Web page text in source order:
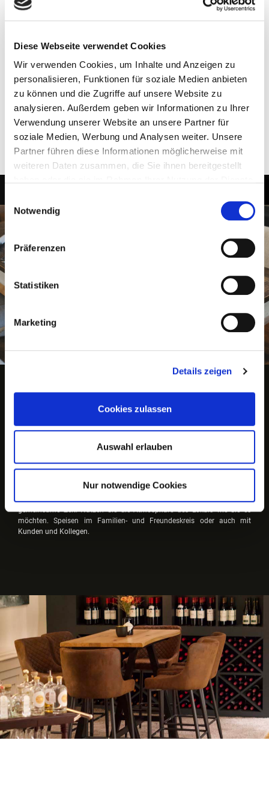
Diese Webseite verwendet Cookies
Wir verwenden Cookies, um Inhalte und Anzeigen zu
personalisieren, Funktionen für soziale Medien anbieten
zu können und die Zugriffe auf unsere Website zu
analysieren. Außerdem geben wir Informationen zu Ihrer
Verwendung unserer Website an unsere Partner für
soziale Medien, Werbung und Analysen weiter. Unsere
Partner führen diese Informationen möglicherweise mit
weiteren Daten zusammen, die Sie ihnen bereitgestellt
Notwendig
Präferenzen
Statistiken
Marketing
Details zeigen
Cookies zulassen
Auswahl erlauben
Nur notwendige Cookies
MEHR
Das Restaurant
Das ruhige Dekor des Restaurants leitet die Konzentration Ihres
Besuches auf die wirklich wichtigen Dinge: das exklusive Essen und die
gemeinsame Zeit. Nutzen Sie die Atmosphäre des Lokals wie Sie es
möchten. Speisen im Familien- und Freundeskreis oder auch mit
Kunden und Kollegen.